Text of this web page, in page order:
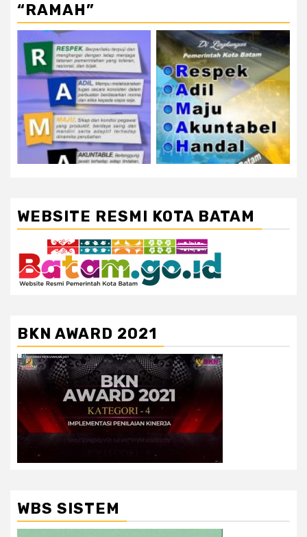
“RAMAH”
WEBSITE RESMI KOTA BATAM
BKN AWARD 2021
WBS SISTEM